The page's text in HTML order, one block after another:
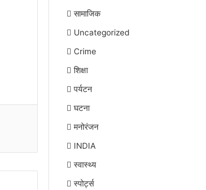
सामाजिक
Uncategorized
Crime
शिक्षा
पर्यटन
घटना
मनोरंजन
INDIA
स्वास्थ्य
स्पोर्ट्स